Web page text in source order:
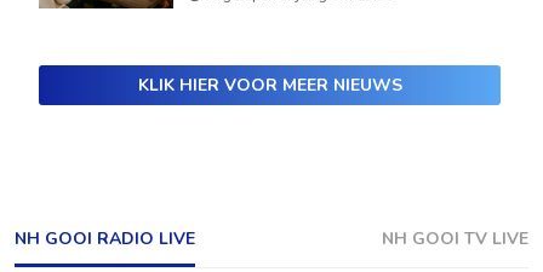
KLIK HIER VOOR MEER NIEUWS
NH GOOI RADIO LIVE NH GOOI TV LIVE